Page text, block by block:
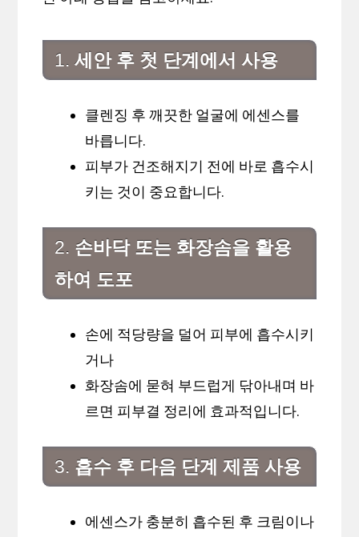
1.세안 후 첫 단계에서 사용
클렌징 후 깨끗한 얼굴에 에센스를
바릅니다.
피부가 건조해지기 전에 바로 흡수시
키는 것이 중요합니다.
2. 손바닥 또는 화장솜을 활용
하여 도포
손에 적당량을 덜어 피부에 흡수시키
거나
화장솜에 묻혀 부드럽게 닦아내며 바
르면 피부결 정리에 효과적입니다.
3. 흡수 후 다음 단계 제품 사용
에센스가 충분히 흡수된 후 크림이나